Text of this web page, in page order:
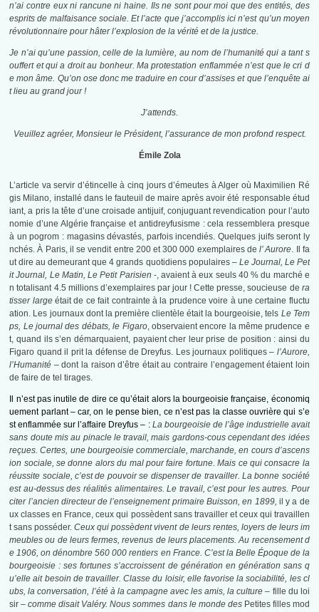
n’ai contre eux ni rancune ni haine. Ils ne sont pour moi que des entités, des
esprits de malfaisance sociale. Et l’acte que j’accomplis ici n’est qu’un moyen
révolutionnaire pour hâter l’explosion de la vérité et de la justice.
Je n’ai qu’une passion, celle de la lumière, au nom de l’humanité qui a tant s
ouffert et qui a droit au bonheur. Ma protestation enflammée n’est que le cri d
e mon âme. Qu’on ose donc me traduire en cour d’assises et que l’enquête ai
t lieu au grand jour !
J’attends.
Veuillez agréer, Monsieur le Président, l’assurance de mon profond respect.
Émile Zola
L’article va servir d’étincelle à cinq jours d’émeutes à Alger où Maximilien Ré
gis Milano, installé dans le fauteuil de maire après avoir été responsable étud
iant, a pris la tête d’une croisade antijuif, conjuguant revendication pour l’auto
nomie d’une Algérie française et antidreyfusisme : cela ressemblera presque
à un pogrom : magasins dévastés, parfois incendiés. Quelques juifs seront ly
nchés. À Paris, il se vendit entre 200 et 300 000 exemplaires del’ Aurore. Il fa
ut dire au demeurant que 4 grands quotidiens populaires – Le Journal, Le Pet
it Journal, Le Matin, Le Petit Parisien -, avaient à eux seuls 40 % du marché e
n totalisant 4.5 millions d’exemplaires par jour ! Cette presse, soucieuse de ra
tisser largeétait de ce fait contrainte à la prudence voire à une certaine fluctu
ation. Les journaux dont la première clientèle était la bourgeoisie, tels Le Tem
ps, Le journal des débats, le Figaro, observaient encore la même prudence e
t, quand ils s’en démarquaient, payaient cher leur prise de position : ainsi du
Figaro quand il prit la défense de Dreyfus. Les journaux politiques – l’Aurore,
l’Humanité – dont la raison d’être était au contraire l’engagement étaient loin
de faire de tel tirages.
Il n’est pas inutile de dire ce qu’était alors la bourgeoisie française, économiq
uement parlant – car, on le pense bien, ce n’est pas la classe ouvrière qui s’e
st enflammée sur l’affaire Dreyfus – : La bourgeoisie de l’âge industrielle avait
sans doute mis au pinacle le travail, mais gardons-cous cependant des idées
reçues. Certes, une bourgeoisie commerciale, marchande, en cours d’ascens
ion sociale, se donne alors du mal pour faire fortune. Mais ce qui consacre la
réussite sociale, c’est de pouvoir se dispenser de travailler. La bonne société
est au-dessus des réalités alimentaires. Le travail, c’est pour les autres. Pour
citer l’ancien directeur de l’enseignement primaire Buisson, en 1899, il y a de
ux classes en France, ceux qui possèdent sans travailler et ceux qui travaillen
t sans posséder.Ceux qui possèdent vivent de leurs rentes, loyers de leurs im
meubles ou de leurs fermes, revenus de leurs placements. Au recensement d
e 1906, on dénombre 560 000 rentiers en France. C’est la Belle Époque de la
bourgeoisie : ses fortunes s’accroissent de génération en génération sans q
u’elle ait besoin de travailler. Classe du loisir, elle favorise la sociabilité, les cl
ubs, la conversation, l’été à la campagne avec les amis, la culture – fille du loi
sir –comme disait Valéry. Nous sommes dans le monde des Petites filles mod